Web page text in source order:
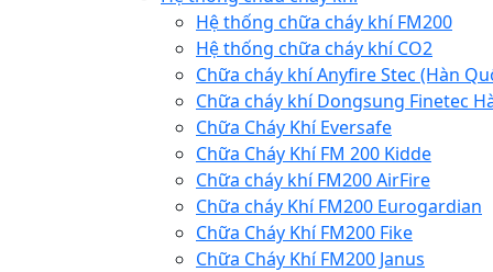
Hệ thống chữa cháy khí FM200
Hệ thống chữa cháy khí CO2
Chữa cháy khí Anyfire Stec (Hàn
Chữa cháy khí Dongsung Finetec
Chữa Cháy Khí Eversafe
Chữa Cháy Khí FM 200 Kidde
Chữa cháy khí FM200 AirFire
Chữa cháy Khí FM200 Eurogardian
Chữa Cháy Khí FM200 Fike
Chữa Cháy Khí FM200 Janus